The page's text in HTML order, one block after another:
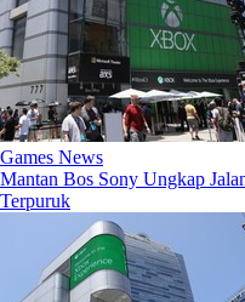
Games News
Mantan Bos Sony Ungkap
Terpuruk